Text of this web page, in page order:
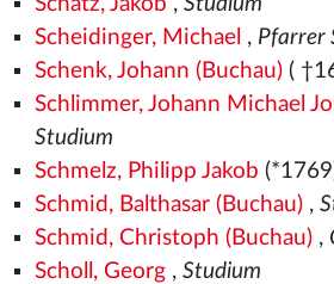
Scheidinger, Michael , Pfarrer
Schenk, Johann (Buchau)(
Schlimmer, Johann Michael
Studium
Schmelz, Philipp Jakob
Schmid, Balthasar (Buchau),
Schmid, Christoph (Buchau),
Scholl, Georg, Studium